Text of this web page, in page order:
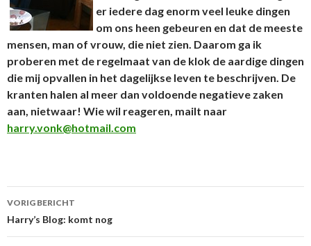
er iedere dag enorm veel leuke dingen
om ons heen gebeuren en dat de meeste
mensen, man of vrouw, die niet zien. Daarom ga ik
proberen met de regelmaat van de klok de aardige dingen
die mij opvallen in het dagelijkse leven te beschrijven. De
kranten halen al meer dan voldoende negatieve zaken
aan, nietwaar! Wie wil reageren, mailt naar
harry.vonk@hotmail.com
Berichtnavigatie
VORIG BERICHT
Harry’s Blog: komt nog